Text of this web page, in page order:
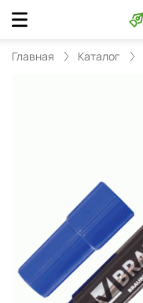
Главная Каталог